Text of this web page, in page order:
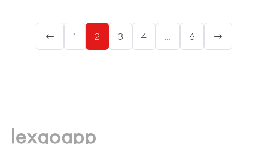
Paginación
← 1 2 3 4 6 →